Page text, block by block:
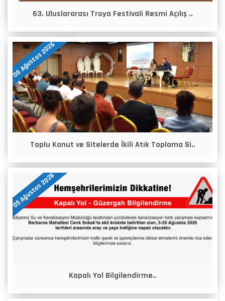
63. Uluslararası Troya Festivali Resmi Açılış ..
06 Ağustos 2026
Toplu Konut ve Sitelerde İkili Atık Toplama Si..
05 Ağustos 2026
Kapalı Yol Bilgilendirme..